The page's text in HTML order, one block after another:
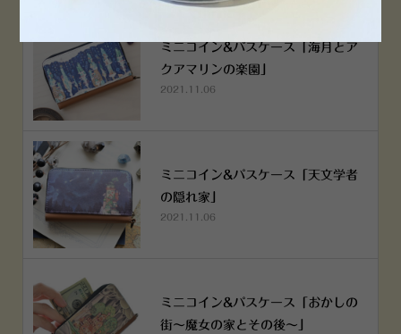
ミニコイン&パスケース「海月とア
クアマリンの楽園」
2021.11.06
ミニコイン&パスケース「天文学者
の隠れ家」
2021.11.06
ミニコイン&パスケース「おかしの
街～魔女の家とその後～」